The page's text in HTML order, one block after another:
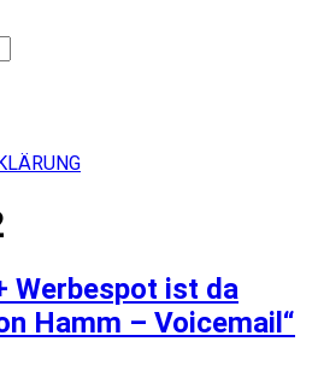
Werbespot ist da
Hamm – Voicemail“